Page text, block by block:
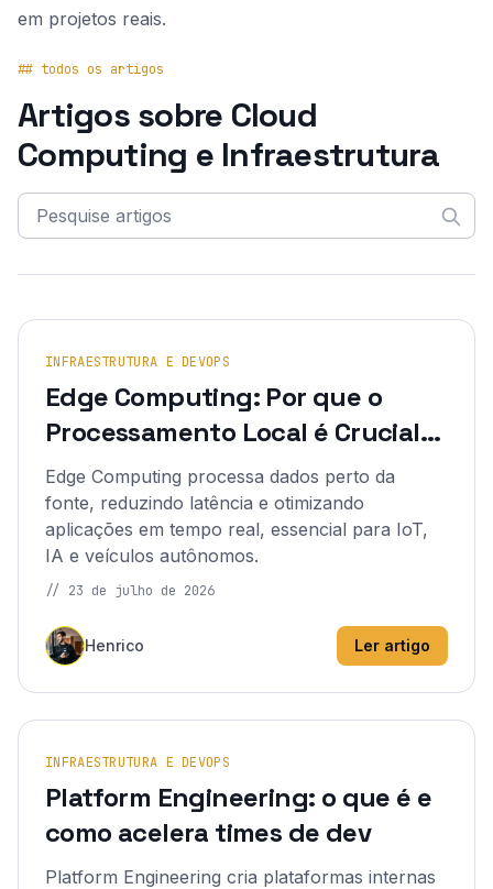
em projetos reais.
## todos os artigos
Artigos sobre Cloud
Computing e Infraestrutura
Pesquise Artigos
INFRAESTRUTURA E DEVOPS
Edge Computing: Por que o
Processamento Local é Crucial
Hoje?
Edge Computing processa dados perto da
fonte, reduzindo latência e otimizando
aplicações em tempo real, essencial para IoT,
IA e veículos autônomos.
// 23 de julho de 2026
Henrico Ler artigo
INFRAESTRUTURA E DEVOPS
Platform Engineering: o que é e
como acelera times de dev
Platform Engineering cria plataformas internas